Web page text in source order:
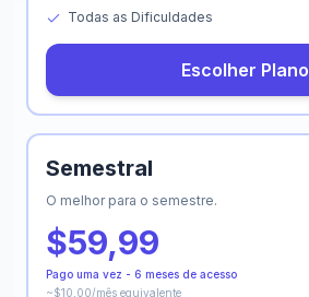
Todas as Dificuldades
Escolher Plano
Semestral
O melhor para o semestre.
$59,99
Pago uma vez - 6 meses de acesso
~$10,00/mês equivalente